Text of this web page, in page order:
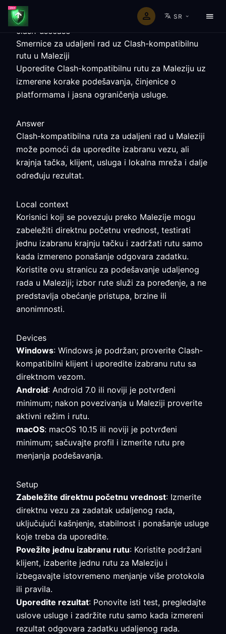
SR
clash-usecase
Smernice za udaljeni rad uz Clash-kompatibilnu
rutu u Maleziji
Uporedite Clash-kompatibilnu rutu za Maleziju uz
izmerene korake podešavanja, činjenice o
platformama i jasna ograničenja usluge.
Answer
Clash-kompatibilna ruta za udaljeni rad u Maleziji
može pomoći da uporedite izabranu vezu, ali
krajnja tačka, klijent, usluga i lokalna mreža i dalje
određuju rezultat.
Local context
Korisnici koji se povezuju preko Malezije mogu
zabeležiti direktnu početnu vrednost, testirati
jednu izabranu krajnju tačku i zadržati rutu samo
kada izmereno ponašanje odgovara zadatku.
Koristite ovu stranicu za podešavanje udaljenog
rada u Maleziji; izbor rute služi za poređenje, a ne
predstavlja obećanje pristupa, brzine ili
anonimnosti.
Devices
Windows: Windows je podržan; proverite Clash-
kompatibilni klijent i uporedite izabranu rutu sa
direktnom vezom.
Android: Android 7.0 ili noviji je potvrđeni
minimum; nakon povezivanja u Maleziji proverite
aktivni režim i rutu.
macOS: macOS 10.15 ili noviji je potvrđeni
minimum; sačuvajte profil i izmerite rutu pre
menjanja podešavanja.
Setup
Zabeležite direktnu početnu vrednost: Izmerite
direktnu vezu za zadatak udaljenog rada,
uključujući kašnjenje, stabilnost i ponašanje usluge
koje treba da uporedite.
Povežite jednu izabranu rutu: Koristite podržani
klijent, izaberite jednu rutu za Maleziju i
izbegavajte istovremeno menjanje više protokola
ili pravila.
Uporedite rezultat: Ponovite isti test, pregledajte
uslove usluge i zadržite rutu samo kada izmereni
rezultat odgovara zadatku udaljenog rada.